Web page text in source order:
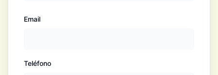
Email
Teléfono